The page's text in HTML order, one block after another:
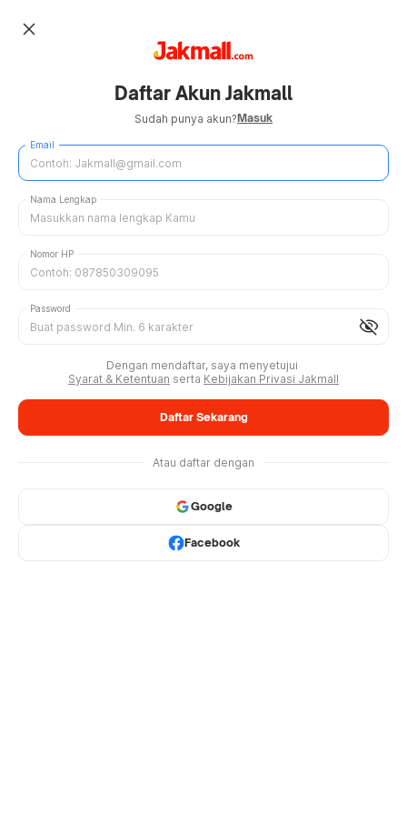
close
Daftar Akun Jakmall
Sudah punya akun?Masuk
Email
Nama Lengkap
Nomor HP
visibility_off
Password
Dengan mendaftar, saya menyetujui
Syarat & Ketentuan serta Kebijakan Privasi Jakmall
Daftar Sekarang
Atau daftar dengan
Google
Facebook